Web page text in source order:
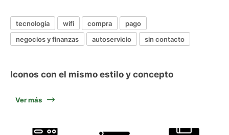
tecnología wifi compra
pago
negocios y finanzas
autoservicio sin contacto
Iconos con el mismo estilo y concepto
Ver más